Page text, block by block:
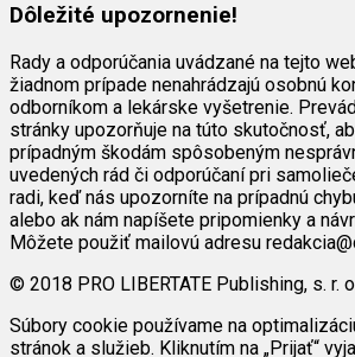
Dôležité upozornenie!
Rady a odporúčania uvádzané na tejto
žiadnom prípade nenahrádzajú osobnú
odborníkom a lekárske vyšetrenie.
stránky upozorňuje na túto skutočnosť,
prípadným škodám spôsobeným
uvedených rád či odporúčaní pri
radi, keď nás upozorníte na prípadnú
alebo ak nám napíšete pripomienky a
Môžete použiť mailovú adresu
© 2018 PRO LIBERTATE Publishing, s. r.
Súbory cookie používame na
stránok a služieb. Kliknutím na „Prijať“